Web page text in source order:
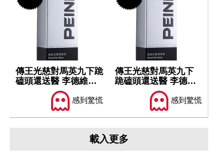
傳王光慈對馬英九下跪
磕頭還送醫 李德維坦
言聽聞陳述...
感到驚慌
傳王光慈對馬英九下
跪磕頭還送醫 李德維
坦言聽聞陳述...
感到驚慌
載入更多